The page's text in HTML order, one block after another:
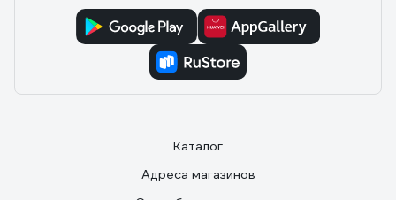
Каталог
Адреса магазинов